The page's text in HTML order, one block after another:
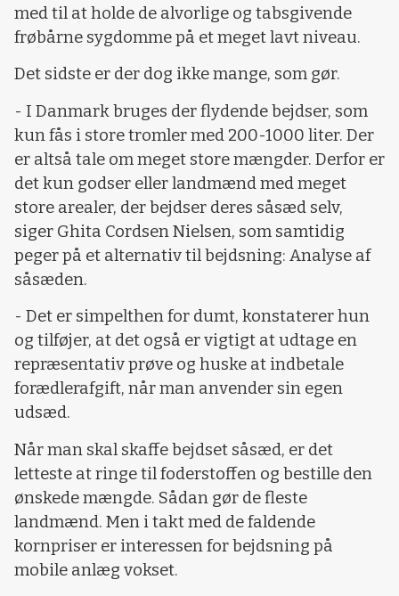
med til at holde de alvorlige og tabsgivende
frøbårne sygdomme på et meget lavt niveau.
Det sidste er der dog ikke mange, som gør.
- I Danmark bruges der flydende bejdser, som
kun fås i store tromler med 200-1000 liter. Der
er altså tale om meget store mængder. Derfor er
det kun godser eller landmænd med meget
store arealer, der bejdser deres såsæd selv,
siger Ghita Cordsen Nielsen, som samtidig
peger på et alternativ til bejdsning: Analyse af
såsæden.
- Det er simpelthen for dumt, konstaterer hun
og tilføjer, at det også er vigtigt at udtage en
repræsentativ prøve og huske at indbetale
forædlerafgift, når man anvender sin egen
udsæd.
Når man skal skaffe bejdset såsæd, er det
letteste at ringe til foderstoffen og bestille den
ønskede mængde. Sådan gør de fleste
landmænd. Men i takt med de faldende
kornpriser er interessen for bejdsning på
mobile anlæg vokset.